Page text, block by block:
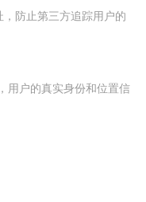
防止第三方追踪用户的
用户的真实身份和位置信